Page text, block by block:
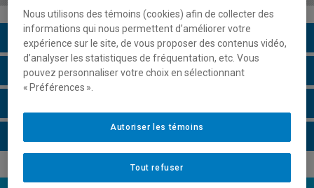
Description du cours
Horaire - Été 2026
Nous utilisons des témoins (cookies) afin de collecter des
informations qui nous permettent d’améliorer votre
expérience sur le site, de vous proposer des contenus vidéo,
d’analyser les statistiques de fréquentation, etc. Vous
pouvez personnaliser votre choix en sélectionnant
« Préférences ».
Tout refuser
Autoriser les témoins